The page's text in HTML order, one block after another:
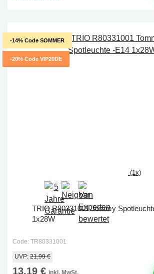
-14% Code SOMMER
-20% Code VIP20DE
(1x)
TRIO R80331001 Tommy
1x28W
Code: TR80331001
UVP: 21,99 €
13,19 € inkl. MwSt.